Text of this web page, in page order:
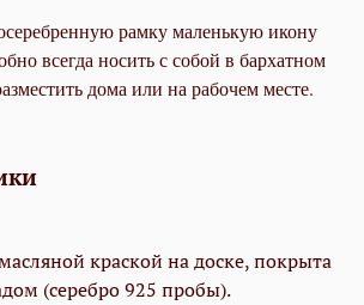
рамку маленькую икону
всегда носить с собой в бархатном
дома или на рабочем месте.
краской на доске, покрыта
(серебро 925 пробы).